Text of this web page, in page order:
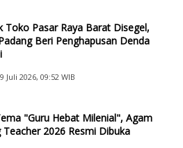
Toko Pasar Raya Barat Disegel,
Beri Penghapusan Denda
Juli 2026, 09:52 WIB
"Guru Hebat Milenial", Agam
Teacher 2026 Resmi Dibuka